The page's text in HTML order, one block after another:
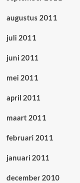
augustus 2011
juli 2011
juni 2011
mei 2011
april 2011
maart 2011
februari 2011
januari 2011
december 2010